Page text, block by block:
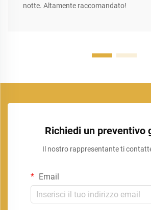
notte. Altamente raccomandato!
Richiedi un preventivo
Il nostro rappresentante ti
Email